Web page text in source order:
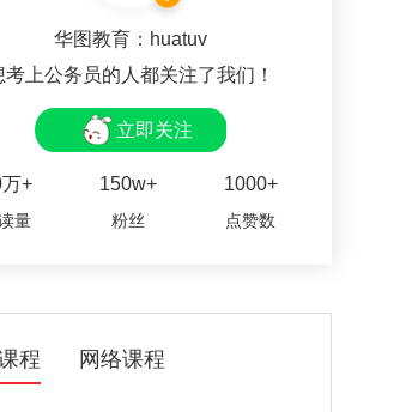
华图教育：huatuv
考上公务员的人都关注了我们！
立即关注
+
量
150w+
粉丝
1000+
点赞数
程 网络课程